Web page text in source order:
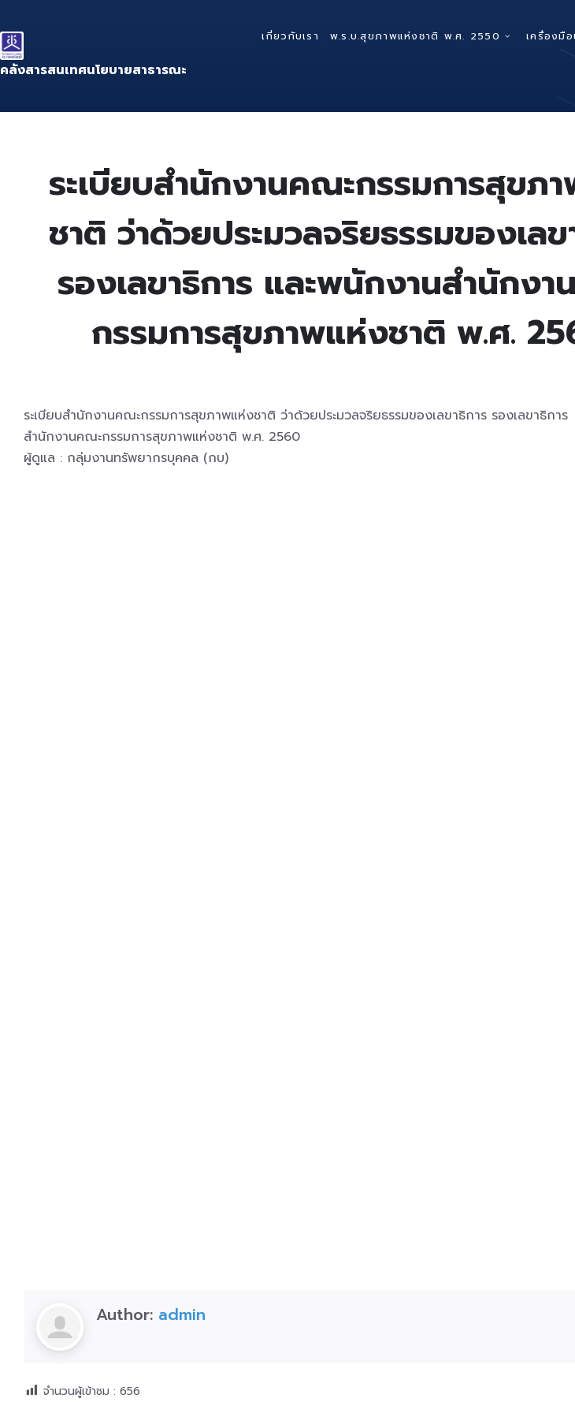
to
content
to
main
navigation
to
footer
คลังสารสนเทศนโยบายสาธารณะ
เกี่ยวกับเรา พ.ร.บ.สุขภาพแห่งชาติ พ.ศ. 2550 เครื่องมื
ระเบียบสำนักงานคณะกรรมการสุขภ
ชาติ ว่าด้วยประมวลจริยธรรมของเลข
รองเลขาธิการ และพนักงานสำนักง
กรรมการสุขภาพแห่งชาติ พ.ศ.
ระเบียบสำนักงานคณะกรรมการสุขภาพแห่งชาติ ว่าด้วยประมวลจริยธรรมของเลขาธิการ รองเลขาธิกา
สำนักงานคณะกรรมการสุขภาพแห่งชาติ พ.ศ. 2560
ผู้ดูแล : กลุ่มงานทรัพยากรบุคคล (กบ)
Author: admin
จำนวนผู้เข้าชม : 656